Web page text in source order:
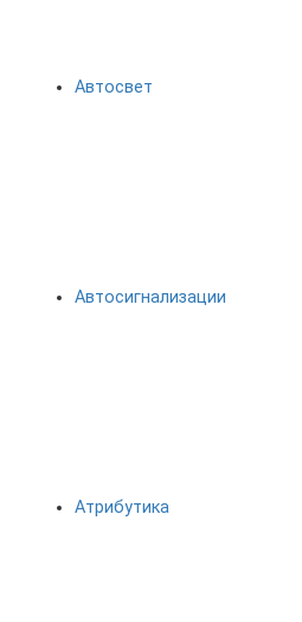
Автосвет
Автосигнализации
Атрибутика